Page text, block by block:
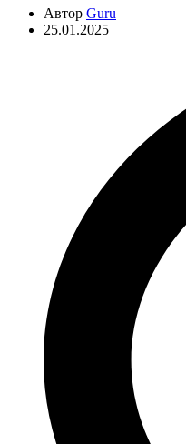
Автор Guru
25.01.2025